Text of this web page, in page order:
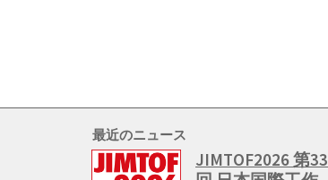
最近のニュース
JIMTOF2026 第33